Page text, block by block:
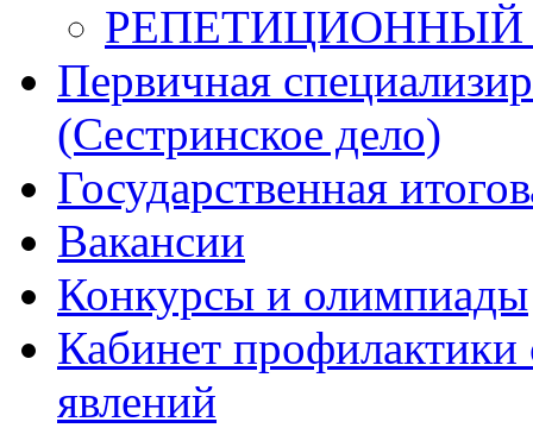
Первичная
(Сестринское дело)
Государственная
Вакансии
Конкурсы и олимпиады
Кабинет
явлений